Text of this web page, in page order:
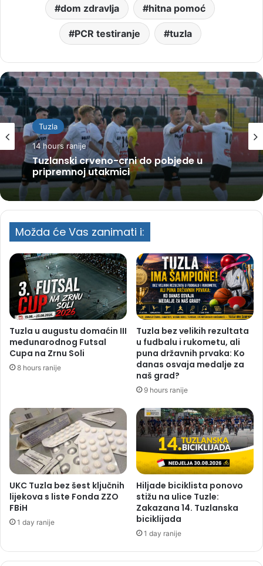
dom zdravlja hitna pomoć
PCR testiranje tuzla
Tuzla
14 hours ranije
Tuzlanski crveno-crni do pobjede u
pripremnoj utakmici
Možda će Vas zanimati i:
Tuzla u augustu domaćin III
međunarodnog Futsal
Cupa na Zrnu Soli
8 hours ranije
Tuzla bez velikih rezultata
u fudbalu i rukometu, ali
puna državnih prvaka: Ko
danas osvaja medalje za
naš grad?
9 hours ranije
UKC Tuzla bez šest ključnih
lijekova s liste Fonda ZZO
FBiH
1 day ranije
Hiljade biciklista ponovo
stižu na ulice Tuzle:
Zakazana 14. Tuzlanska
biciklijada
1 day ranije